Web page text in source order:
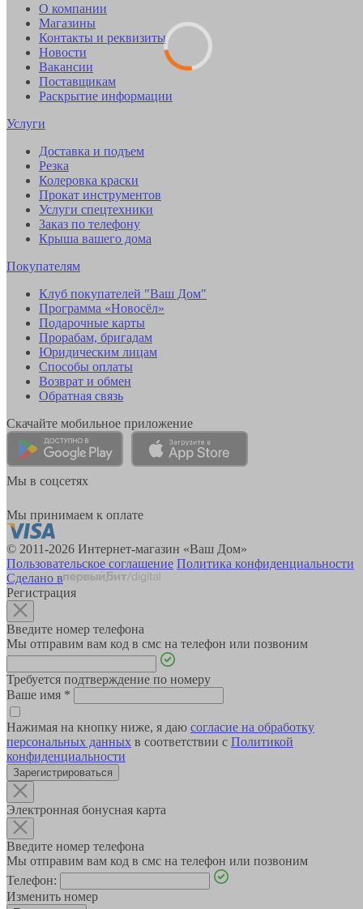
О компании
Магазины
Контакты и реквизиты
Новости
Вакансии
Поставщикам
Раскрытие информации
Услуги
Доставка и подъем
Резка
Колеровка краски
Прокат инструментов
Услуги спецтехники
Заказ по телефону
Крыша вашего дома
Покупателям
Клуб покупателей "Ваш Дом"
Программа «Новосёл»
Подарочные карты
Прорабам, бригадам
Юридическим лицам
Способы оплаты
Возврат и обмен
Обратная связь
Скачайте мобильное приложение
Мы в соцсетях
Мы принимаем к оплате
© 2011-2026 Интернет-магазин «Ваш Дом»
Пользовательское соглашение Политика конфиденциальности
Сделано в
Регистрация
Введите номер телефона
Мы отправим вам код в смс на телефон или позвоним
Требуется подтверждение по номеру
Ваше имя *
Нажимая на кнопку ниже, я даю согласие на обработку
персональных данных в соответствии с Политикой
конфиденциальности
Зарегистрироваться
Электронная бонусная карта
Введите номер телефона
Мы отправим вам код в смс на телефон или позвоним
Телефон:
Изменить номер